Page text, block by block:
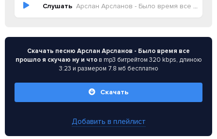
Слушать Арслан Арсланов - Было время все прошло я скучаю ну и что
Скачать песню Арслан Арсланов - Было время все
прошло я скучаю ну и чтов mp3 битрейтом 320 kbps, длиною
3:23 и размером 7.8 мб бесплатно
Скачать
Добавить в плейлист